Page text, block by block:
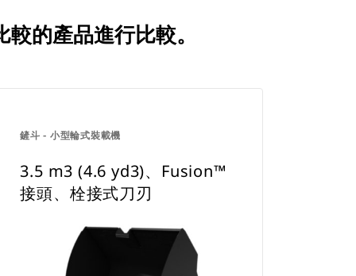
的產品進行比較。
鏟斗 - 小型輪式裝載機
3.5 m3 (4.6 yd3)、Fusion™
接頭、栓接式刀刃